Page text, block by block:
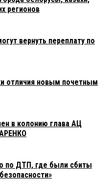
регионов
вернуть переплату по
отличия новым почетным
в колонию глава АЦ
по ДТП, где были сбиты